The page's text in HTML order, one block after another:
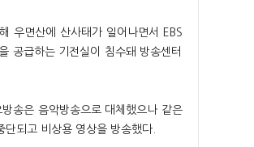
우면산에 산사태가 일어나면서 EBS
공급하는 기전실이 침수돼 방송센터
송은 음악방송으로 대체했으나 같은
되고 비상용 영상을 방송했다.